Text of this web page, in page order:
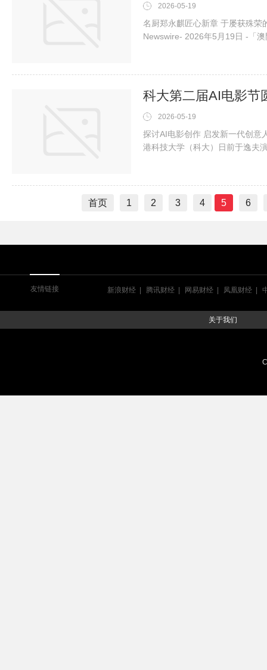
2026-05-19
名厨郑永麒匠心新章 于屡获殊
Newswire- 2026年5月19日 -「
旗下四间餐厅总计荣膺五颗米其
2026-05-19
探讨AI电影创作 启发新一代创
港科技大学（科大）日前于逸夫
参赛作品，数量较去年多近一倍
首页 1 2 3 4 5 6
友情链接 新浪财经 腾讯财经 网易财经 凤凰财经
关于我们